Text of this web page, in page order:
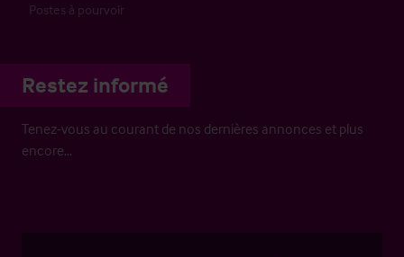
Postes à pourvoir
Restez informé
Tenez-vous au courant de nos dernières annonces et plus
encore…